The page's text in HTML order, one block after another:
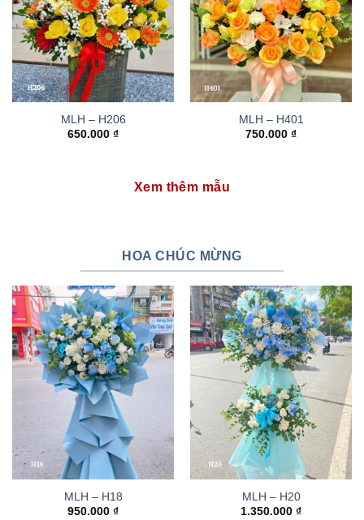
MLH – H206
650.000 ₫
MLH – H401
750.000 ₫
Xem thêm mẫu
HOA CHÚC MỪNG
MLH – H18
950.000 ₫
MLH – H20
1.350.000 ₫